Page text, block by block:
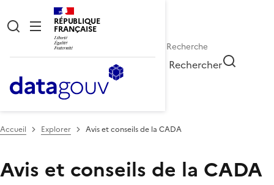
RÉPUBLIQUE
FRANÇAISE
Rechercher
Accueil Explorer Avis et conseils de la CADA
Avis et conseils de la CADA